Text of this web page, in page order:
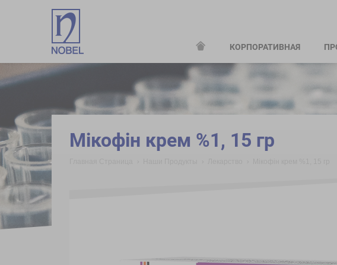
КОРПОРАТИВНАЯ
Miкофін крем %1, 15 гр